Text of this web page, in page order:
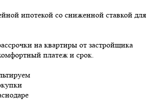
ипотекой со сниженной ставкой для
на квартиры от застройщика
платеж и срок.